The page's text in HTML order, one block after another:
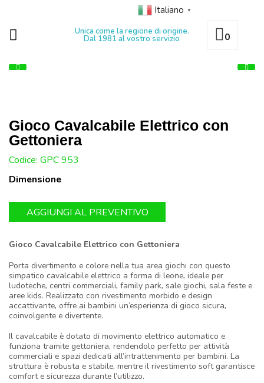
Italiano ▼
Unica come la regione di origine.
Dal 1981 al vostro servizio 0
Gioco Cavalcabile Elettrico con
Gettoniera
Codice: GPC 953
Dimensione
AGGIUNGI AL PREVENTIVO
Gioco Cavalcabile Elettrico con Gettoniera
Porta divertimento e colore nella tua area giochi con questo
simpatico cavalcabile elettrico a forma di leone, ideale per
ludoteche, centri commerciali, family park, sale giochi, sala feste e
aree kids. Realizzato con rivestimento morbido e design
accattivante, offre ai bambini un’esperienza di gioco sicura,
coinvolgente e divertente.
Il cavalcabile è dotato di movimento elettrico automatico e
funziona tramite gettoniera, rendendolo perfetto per attività
commerciali e spazi dedicati all’intrattenimento per bambini. La
struttura è robusta e stabile, mentre il rivestimento soft garantisce
comfort e sicurezza durante l’utilizzo.